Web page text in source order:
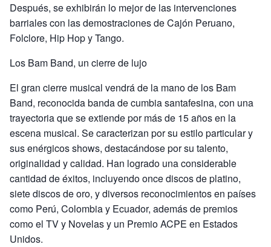
Después, se exhibirán lo mejor de las intervenciones
barriales con las demostraciones de Cajón Peruano,
Folclore, Hip Hop y Tango.
Los Bam Band, un cierre de lujo
El gran cierre musical vendrá de la mano de los Bam
Band, reconocida banda de cumbia santafesina, con una
trayectoria que se extiende por más de 15 años en la
escena musical. Se caracterizan por su estilo particular y
sus enérgicos shows, destacándose por su talento,
originalidad y calidad. Han logrado una considerable
cantidad de éxitos, incluyendo once discos de platino,
siete discos de oro, y diversos reconocimientos en países
como Perú, Colombia y Ecuador, además de premios
como el TV y Novelas y un Premio ACPE en Estados
Unidos.